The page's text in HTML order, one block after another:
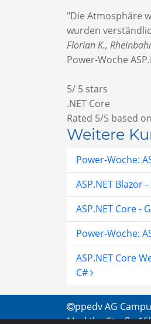
"Die Atmosphäre
wurden
Florian K.,
Power-Woche
5/ 5 stars
.NET Core
Rated 5/5 based on
Weitere
Power-Woche:
ASP.NET Blazor
ASP.NET Core -
Power-Woche:
ASP.NET Core
C#
ppedv AG
Marktler Straße